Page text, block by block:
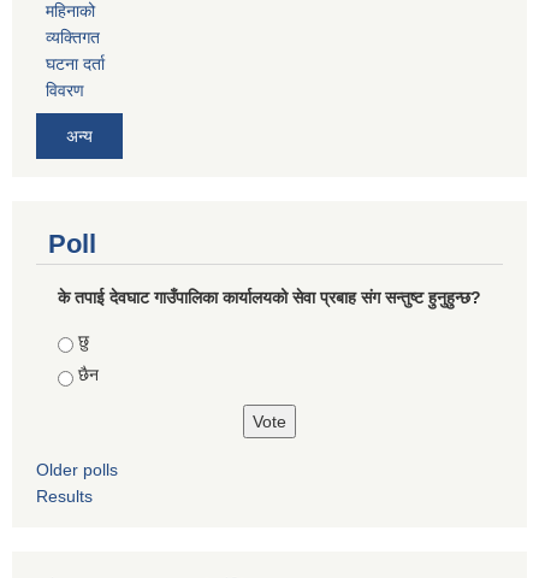
महिनाको
व्यक्तिगत
घटना दर्ता
विवरण
अन्य
Poll
के तपाई देवघाट गाउँपालिका कार्यालयको सेवा प्रबाह संग सन्तुष्ट हुनुहुन्छ?
Choices
छु
छैन
Older polls
Results